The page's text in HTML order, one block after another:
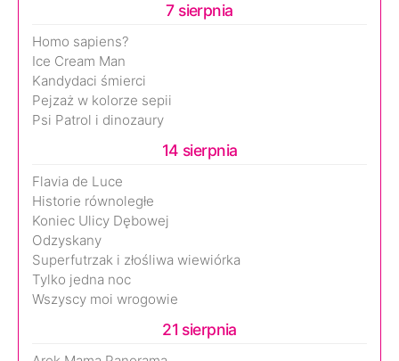
7 sierpnia
Homo sapiens?
Ice Cream Man
Kandydaci śmierci
Pejzaż w kolorze sepii
Psi Patrol i dinozaury
14 sierpnia
Flavia de Luce
Historie równoległe
Koniec Ulicy Dębowej
Odzyskany
Superfutrzak i złośliwa wiewiórka
Tylko jedna noc
Wszyscy moi wrogowie
21 sierpnia